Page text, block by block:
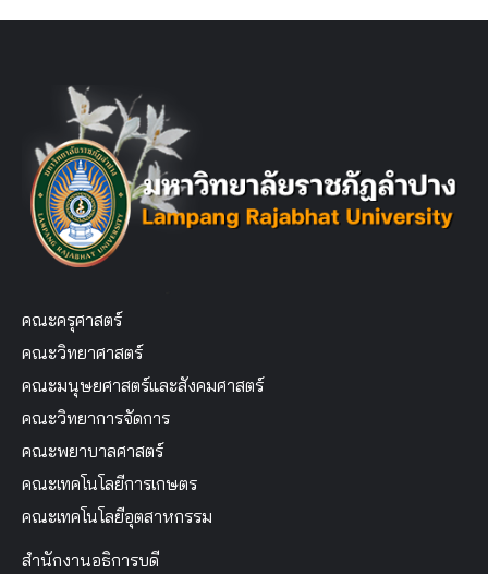
คณะครุศาสตร์
คณะวิทยาศาสตร์
คณะมนุษยศาสตร์และสังคมศาสตร์
คณะวิทยาการจัดการ
คณะพยาบาลศาสตร์
คณะเทคโนโลยีการเกษตร
คณะเทคโนโลยีอุตสาหกรรม
สำนักงานอธิการบดี